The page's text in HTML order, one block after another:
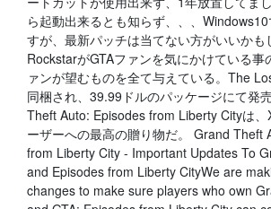
ら起動出来るとも知らず、、、
すが、最新パッチは当てない方がいいかも
RockstarがGTAファンを気にかけている事
ァンが望むものを全て与えている。The
同梱され、39.99ドルのパッケージにて発
Theft Auto: Episodes from Liberty Cityは
ーザーへの最高の贈り物だ。 Grand Theft
from Liberty City - Important Updates To
and Episodes from Liberty CityWe are
changes to make sure players who own